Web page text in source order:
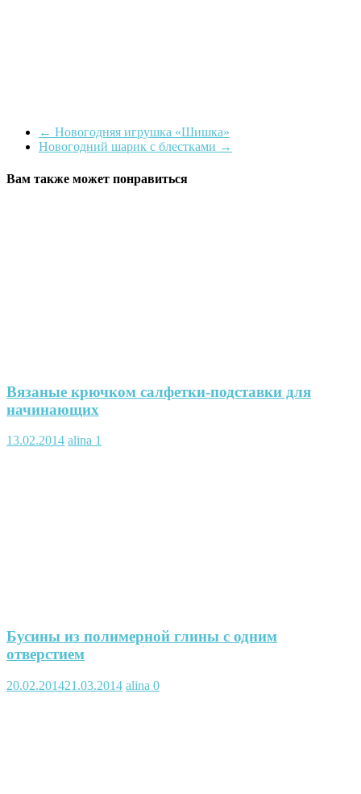
← Новогодняя игрушка «Шишка»
Новогодний шарик с блестками →
Вам также может понравиться
Вязаные крючком салфетки-подставки для
начинающих
13.02.2014 alina 1
Бусины из полимерной глины с одним
отверстием
20.02.201421.03.2014 alina 0